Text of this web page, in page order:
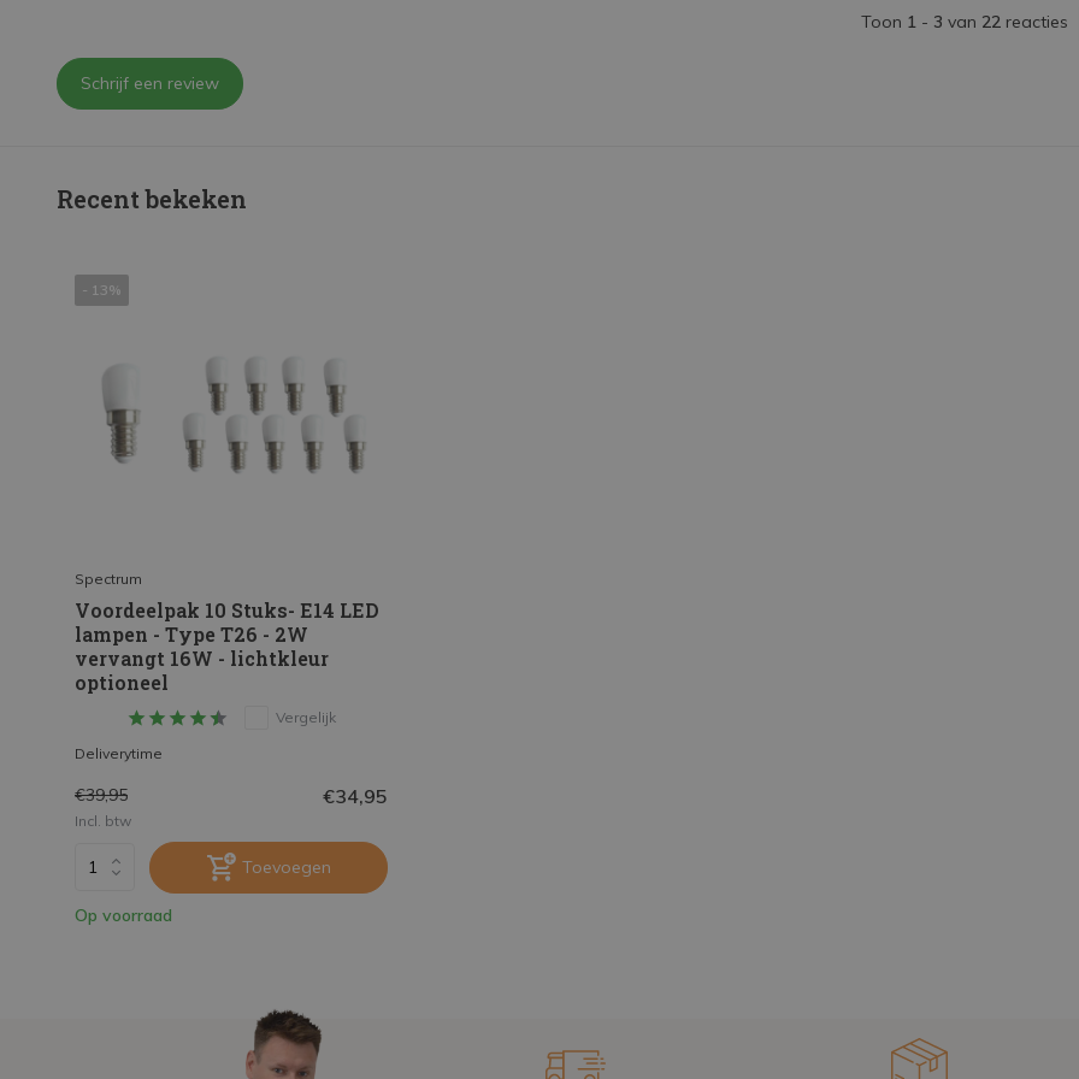
Toon 1 - 3 van 22 reacties
Schrijf een review
Recent bekeken
- 13%
Spectrum
Voordeelpak 10 Stuks- E14 LED
lampen - Type T26 - 2W
vervangt 16W - lichtkleur
optioneel
Vergelijk
Deliverytime
€39,95 €34,95
Incl. btw
Toevoegen
Op voorraad